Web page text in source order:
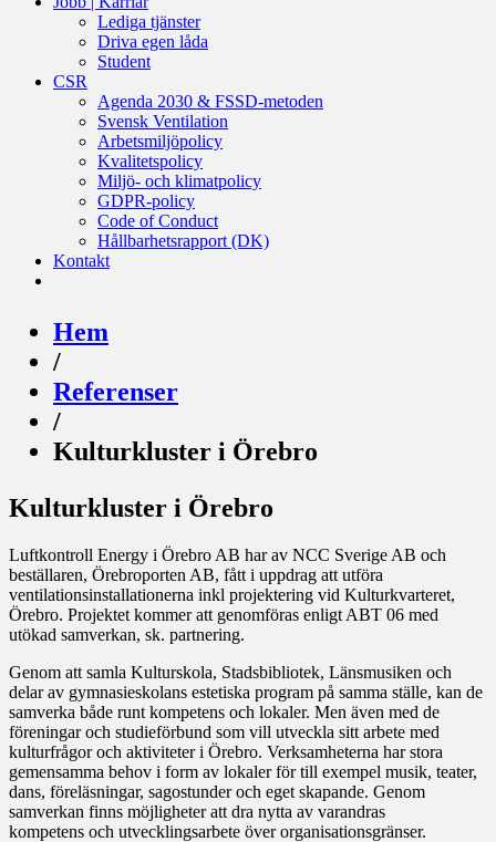
Lediga tjänster
Driva egen låda
Student
CSR
Agenda 2030 & FSSD-metoden
Svensk Ventilation
Arbetsmiljöpolicy
Kvalitetspolicy
Miljö- och klimatpolicy
GDPR-policy
Code of Conduct
Hållbarhetsrapport (DK)
Kontakt
Hem
/
Referenser
/
Kulturkluster i Örebro
Kulturkluster i Örebro
Luftkontroll Energy i Örebro AB har av NCC Sverige AB och
beställaren, Örebroporten AB, fått i uppdrag att utföra
ventilationsinstallationerna inkl projektering vid Kulturkvarteret,
Örebro. Projektet kommer att genomföras enligt ABT 06 med
utökad samverkan, sk. partnering.
Genom att samla Kulturskola, Stadsbibliotek, Länsmusiken och
delar av gymnasieskolans estetiska program på samma ställe, kan de
samverka både runt kompetens och lokaler. Men även med de
föreningar och studieförbund som vill utveckla sitt arbete med
kulturfrågor och aktiviteter i Örebro. Verksamheterna har stora
gemensamma behov i form av lokaler för till exempel musik, teater,
dans, föreläsningar, sagostunder och eget skapande. Genom
samverkan finns möjligheter att dra nytta av varandras
kompetens och utvecklingsarbete över organisationsgränser.